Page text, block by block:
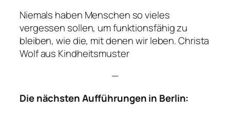
Niemals haben Menschen so vieles
vergessen sollen, um funktionsfähig zu
bleiben, wie die, mit denen wir leben.Christa
Wolf aus Kindheitsmuster
—
Die nächsten Aufführungen in Berlin: